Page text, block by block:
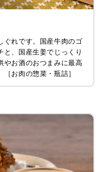
ぐれです。国産牛肉のゴ
と、国産生姜でじっくり
やお酒のおつまみに最高
お肉の惣菜・瓶詰］